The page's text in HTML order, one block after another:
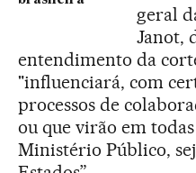
geral
Janot,
entendimento da
"influenciará, com
processos de
ou que virão em
Ministério Público,